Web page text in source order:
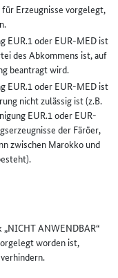
Erzeugnisse vorgelegt,
EUR.1 oder EUR-MED ist
des Abkommens ist, auf
beantragt wird.
EUR.1 oder EUR-MED ist
nicht zulässig ist (z.B.
EUR.1 oder EUR-
der Färöer,
zwischen Marokko und
ANWENDBAR“
worden ist,